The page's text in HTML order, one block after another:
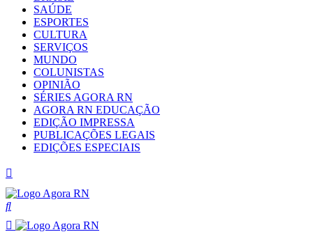
SAÚDE
ESPORTES
CULTURA
SERVIÇOS
MUNDO
COLUNISTAS
OPINIÃO
SÉRIES AGORA RN
AGORA RN EDUCAÇÃO
EDIÇÃO IMPRESSA
PUBLICAÇÕES LEGAIS
EDIÇÕES ESPECIAIS